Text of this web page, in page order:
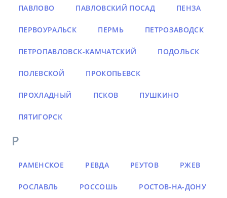
ПАВЛОВО ПАВЛОВСКИЙ ПОСАД ПЕНЗА
ПЕРВОУРАЛЬСК ПЕРМЬ ПЕТРОЗАВОДСК
ПЕТРОПАВЛОВСК-КАМЧАТСКИЙ ПОДОЛЬСК
ПОЛЕВСКОЙ ПРОКОПЬЕВСК
ПРОХЛАДНЫЙ ПСКОВ ПУШКИНО
ПЯТИГОРСК
Р
РАМЕНСКОЕ РЕВДА РЕУТОВ РЖЕВ
РОСЛАВЛЬ РОССОШЬ РОСТОВ-НА-ДОНУ